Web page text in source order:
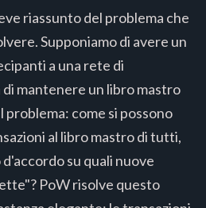
riassunto del problema che
Supponiamo di avere un
a una rete di
mantenere un libro mastro
come si possono
al libro mastro di tutti,
su quali nuove
PoW risolve questo